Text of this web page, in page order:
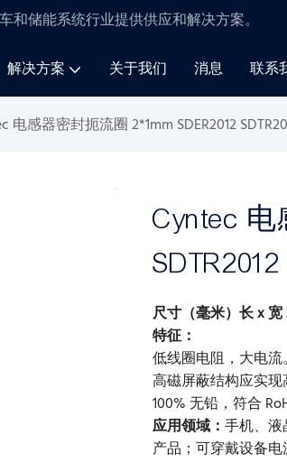
和储能系统行业提供供应和解决方案。
解决方案 关于我们 消息 联系
电感器密封扼流圈 2*1mm SDER2012
Cyntec 电
SDTR2012
尺寸（毫米）长 x 宽
特征：
低线圈电阻，大电流。
高磁屏蔽结构应实现
100% 无铅，符合
应用领域： 手机、
产品；可穿戴设备